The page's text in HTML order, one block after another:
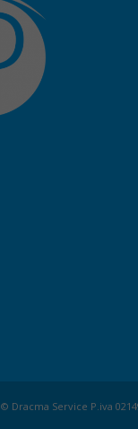
© Dracma Service P.iva